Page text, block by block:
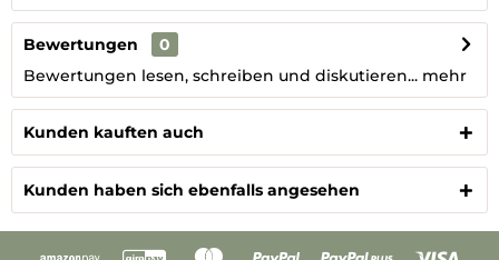
Bewertungen
0
Bewertungen lesen, schreiben und diskutieren... mehr
Kunden kauften auch
Kunden haben sich ebenfalls angesehen